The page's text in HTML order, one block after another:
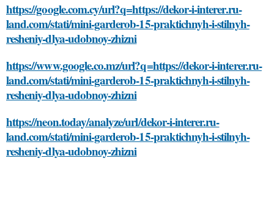
https://google.com.cy/url?q=https://dekor-i-interer.ru-
land.com/stati/mini-garderob-15-praktichnyh-i-stilnyh-
resheniy-dlya-udobnoy-zhizni
https://www.google.co.mz/url?q=https://dekor-i-interer.ru-
land.com/stati/mini-garderob-15-praktichnyh-i-stilnyh-
resheniy-dlya-udobnoy-zhizni
https://neon.today/analyze/url/dekor-i-interer.ru-
land.com/stati/mini-garderob-15-praktichnyh-i-stilnyh-
resheniy-dlya-udobnoy-zhizni